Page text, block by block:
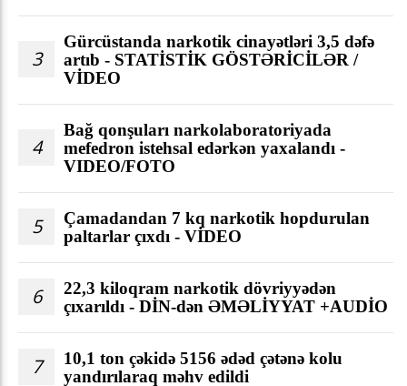
3
Gürcüstanda narkotik cinayətləri 3,5 dəfə
artıb - STATİSTİK GÖSTƏRİCİLƏR /
VİDEO
4
Bağ qonşuları narkolaboratoriyada
mefedron istehsal edərkən yaxalandı -
VIDEO/FOTO
5
Çamadandan 7 kq narkotik hopdurulan
paltarlar çıxdı - VİDEO
6
22,3 kiloqram narkotik dövriyyədən
çıxarıldı - DİN-dən ƏMƏLİYYAT +AUDİO
7
10,1 ton çəkidə 5156 ədəd çətənə kolu
yandırılaraq məhv edildi